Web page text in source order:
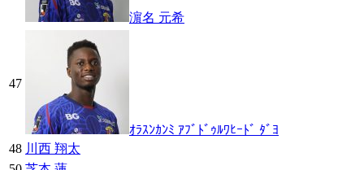
濵名 元希
47
ｵﾗｽﾝｶﾝﾐ ｱﾌﾞﾄﾞｩﾙﾜﾋｰﾄﾞ ﾀﾞﾖ
48 川西 翔太